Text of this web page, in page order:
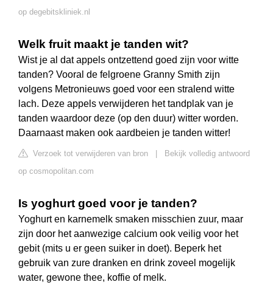
op degebitskliniek.nl
Welk fruit maakt je tanden wit?
Wist je al dat appels ontzettend goed zijn voor witte
tanden? Vooral de felgroene Granny Smith zijn
volgens Metronieuws goed voor een stralend witte
lach. Deze appels verwijderen het tandplak van je
tanden waardoor deze (op den duur) witter worden.
Daarnaast maken ook aardbeien je tanden witter!
Verzoek tot verwijderen van bron
Bekijk volledig antwoord
op cosmopolitan.com
Is yoghurt goed voor je tanden?
Yoghurt en karnemelk smaken misschien zuur, maar
zijn door het aanwezige calcium ook veilig voor het
gebit (mits u er geen suiker in doet). Beperk het
gebruik van zure dranken en drink zoveel mogelijk
water, gewone thee, koffie of melk.